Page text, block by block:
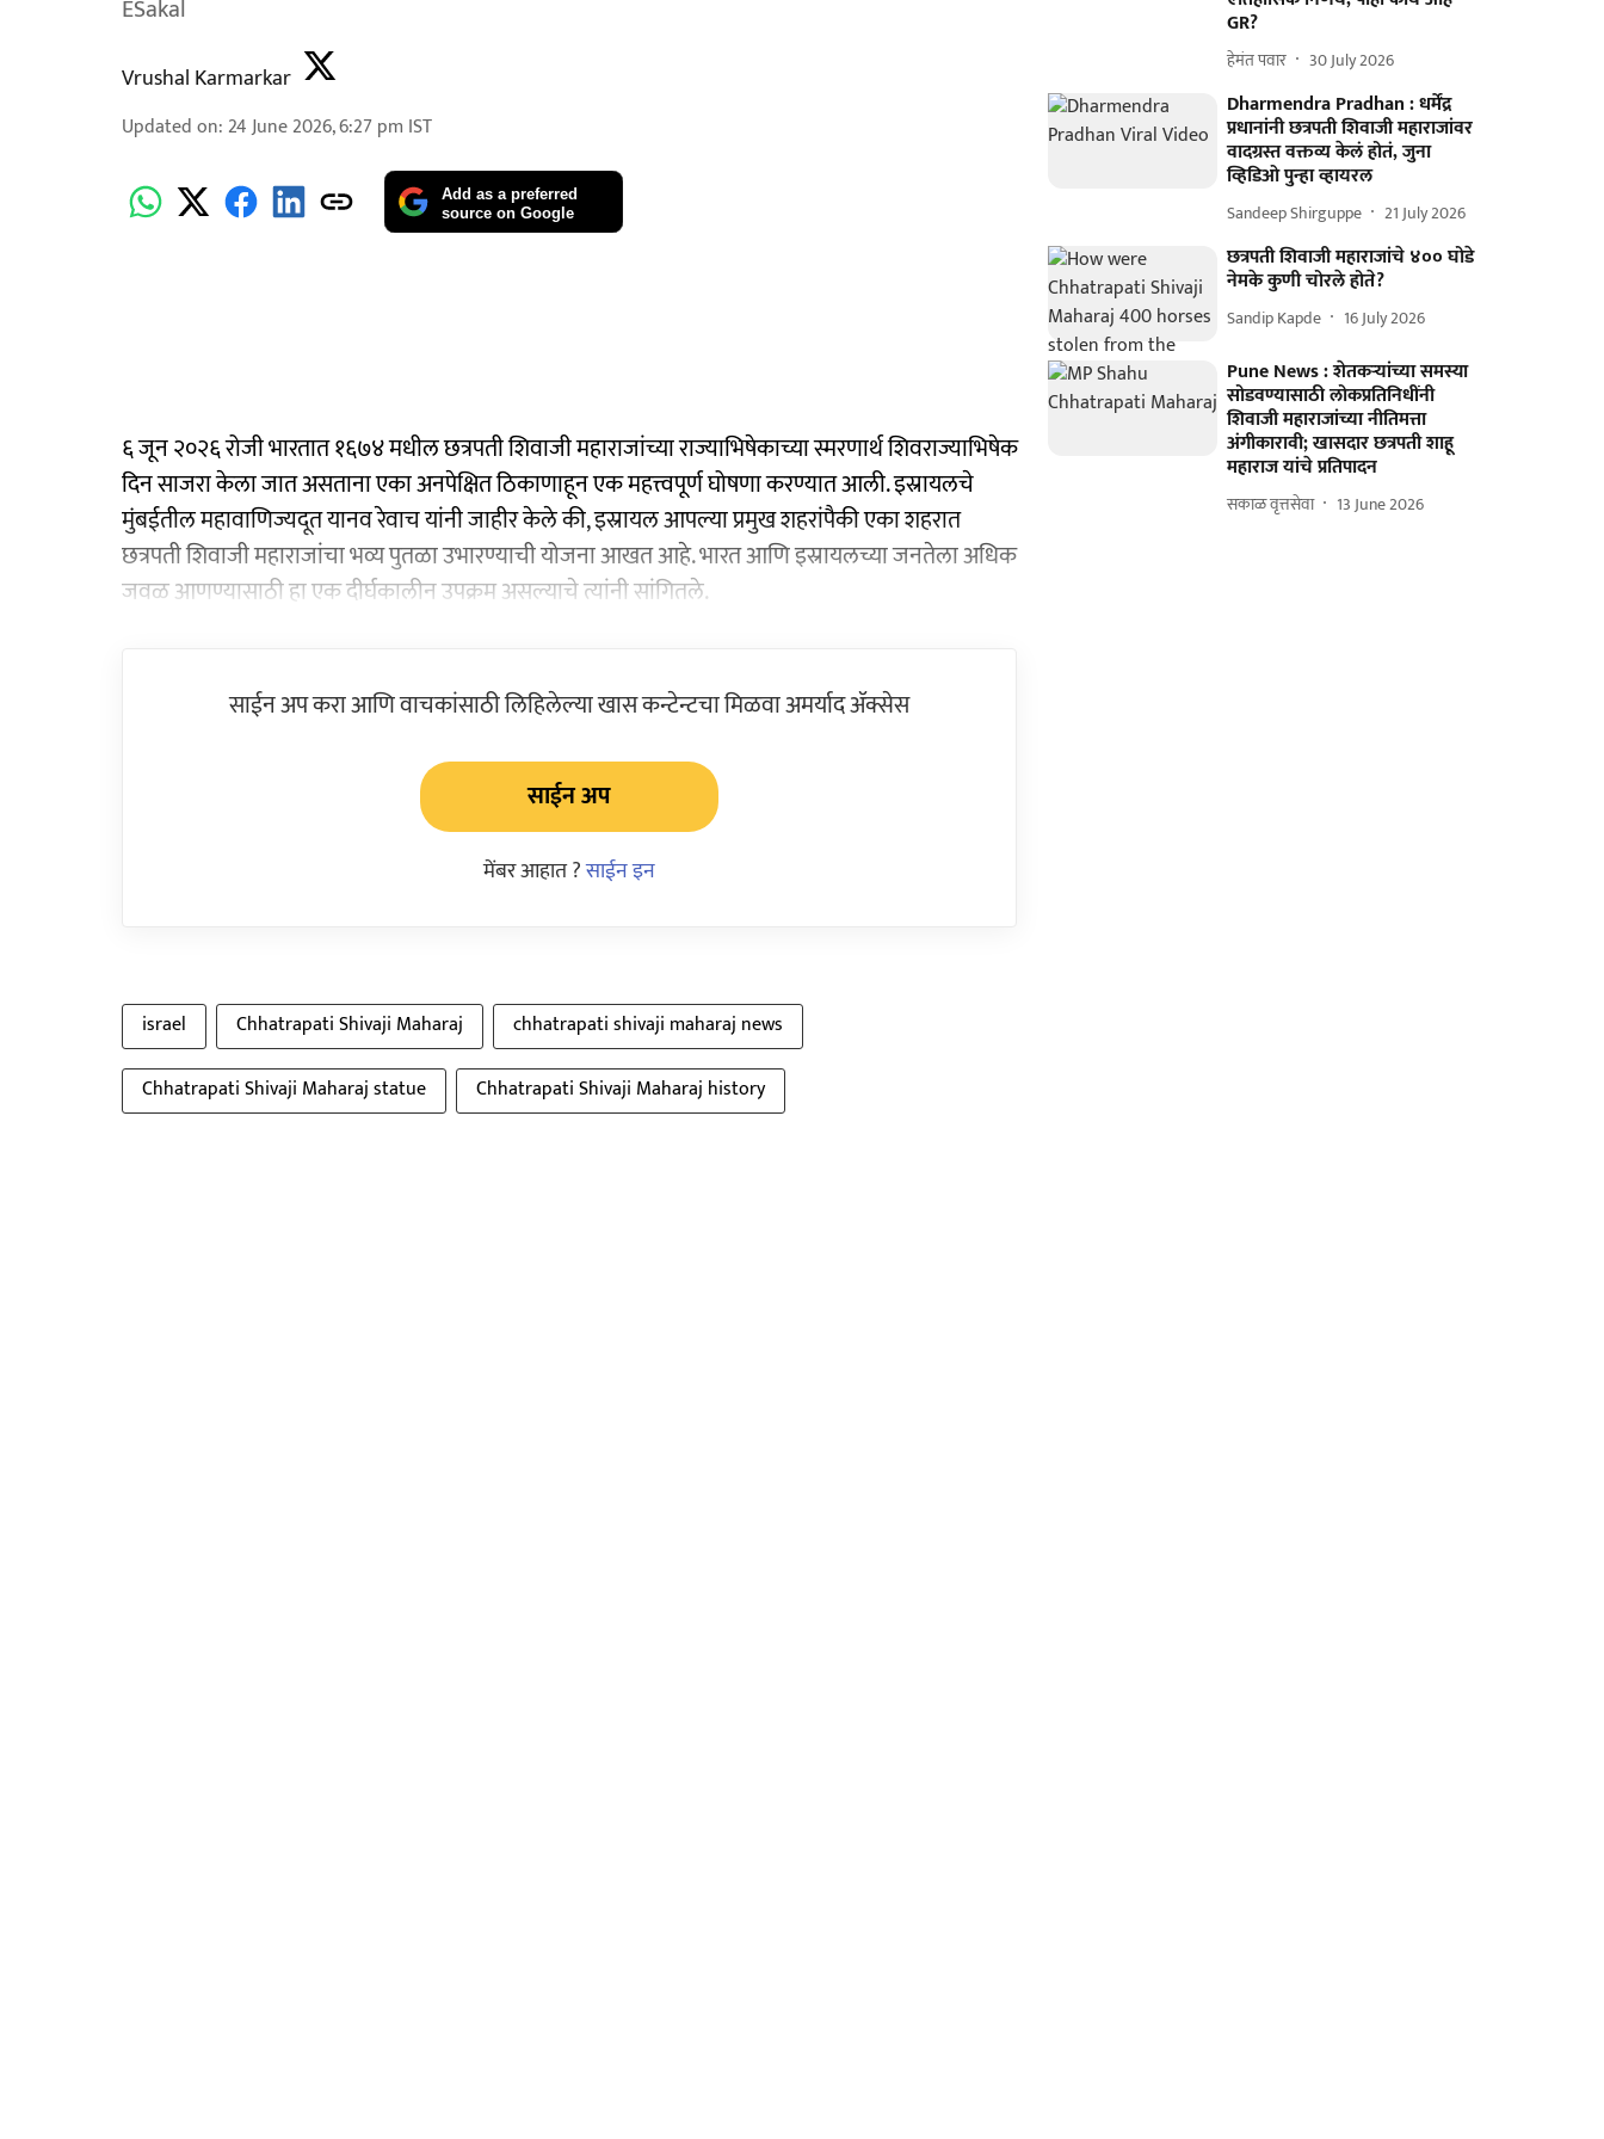
ESakal
Vrushal Karmarkar
Updated on: 24 June 2026, 6:27 pm IST
Add as a preferred
source on Google
६ जून २०२६ रोजी भारतात १६७४ मधील छत्रपती शिवाजी महाराजांच्या राज्याभिषेकाच्या स्मरणार्थ शिवराज्याभिषेक
दिन साजरा केला जात असताना एका अनपेक्षित ठिकाणाहून एक महत्त्वपूर्ण घोषणा करण्यात आली. इस्रायलचे
मुंबईतील महावाणिज्यदूत यानव रेवाच यांनी जाहीर केले की, इस्रायल आपल्या प्रमुख शहरांपैकी एका शहरात
छत्रपती शिवाजी महाराजांचा भव्य पुतळा उभारण्याची योजना आखत आहे. भारत आणि इस्रायलच्या जनतेला अधिक
जवळ आणण्यासाठी हा एक दीर्घकालीन उपक्रम असल्याचे त्यांनी सांगितले.
साईन अप करा आणि वाचकांसाठी लिहिलेल्या खास कन्टेन्टचा मिळवा अमर्याद ॲक्सेस
साईन अप
मेंबर आहात ?साईन इन
israel Chhatrapati Shivaji Maharaj
chhatrapati shivaji maharaj news
Chhatrapati Shivaji Maharaj statue
Chhatrapati Shivaji Maharaj history
GR?
हेमंत पवार 30 July 2026
Dharmendra Pradhan : धर्मेंद्र
प्रधानांनी छत्रपती शिवाजी महाराजांवर
वादग्रस्त वक्तव्य केलं होतं, जुना
व्हिडिओ पुन्हा व्हायरल
Sandeep Shirguppe 21 July 2026
छत्रपती शिवाजी महाराजांचे ४०० घोडे
नेमके कुणी चोरले होते?
Sandip Kapde 16 July 2026
Pune News : शेतकऱ्यांच्या समस्या
सोडवण्यासाठी लोकप्रतिनिधींनी
शिवाजी महाराजांच्या नीतिमत्ता
अंगीकारावी; खासदार छत्रपती शाहू
महाराज यांचे प्रतिपादन
सकाळ वृत्तसेवा 13 June 2026